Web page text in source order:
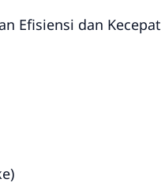
Efisiensi dan